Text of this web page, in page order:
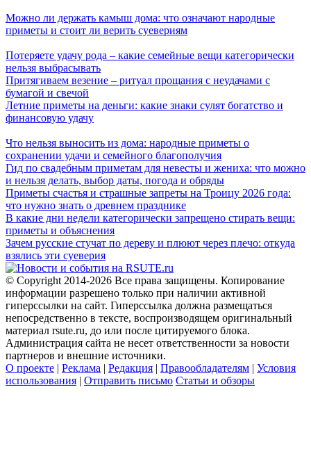
Можно ли держать камыш дома: что означают народные
приметы и стоит ли верить суевериям
Потеряете удачу рода – какие семейные вещи категорически
нельзя выбрасывать
Притягиваем везение – ритуал прощания с неудачами с
бумагой и свечой
Летние приметы на деньги: какие знаки сулят богатство и
финансовую удачу
Что нельзя выносить из дома: народные приметы о
сохранении удачи и семейного благополучия
Гид по свадебным приметам для невесты и жениха: что можно
и нельзя делать, выбор даты, погода и обряды
Приметы счастья и страшные запреты на Троицу 2026 года:
что нужно знать о древнем празднике
В какие дни недели категорически запрещено стирать вещи:
приметы и объяснения
Зачем русские стучат по дереву и плюют через плечо: откуда
взялись эти суеверия
© Copyright 2014-2026 Все права защищены. Копирование
информации разрешено только при наличии активной
гиперссылки на сайт. Гиперссылка должна размещаться
непосредственно в тексте, воспроизводящем оригинальный
материал rsute.ru, до или после цитируемого блока.
Администрация сайта не несет ответственности за новости
партнеров и внешние источники.
О проекте | Реклама | Редакция | Правообладателям | Условия
использования | Отправить письмо Статьи и обзоры